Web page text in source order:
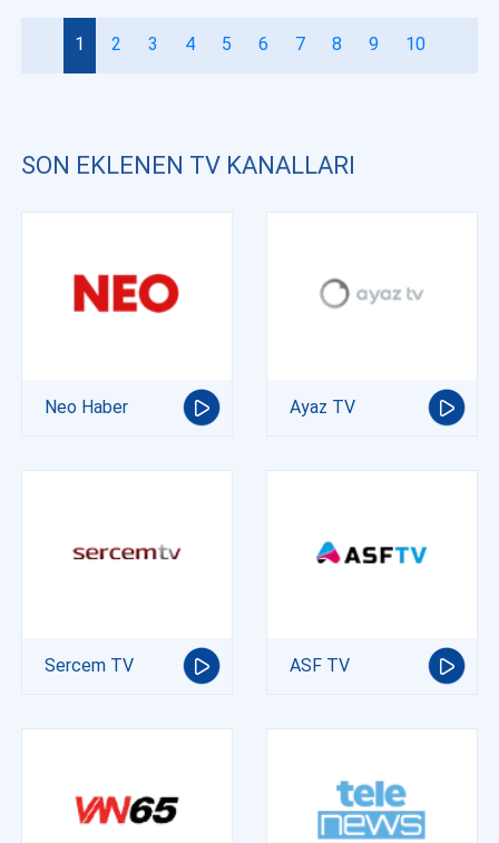
1 2 3 4 5 6 7 8 9 10
SON EKLENEN TV KANALLARI
Neo Haber Ayaz TV
Sercem TV ASF TV